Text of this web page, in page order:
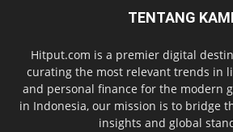
TENTANG KAMI
Hitput.com is a premier digital
curating the most relevant trends in
and personal finance for the modern
in Indonesia, our mission is to bridge
insights and global